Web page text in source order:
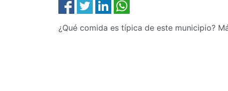
¿Qué comida es típica de este municipio?